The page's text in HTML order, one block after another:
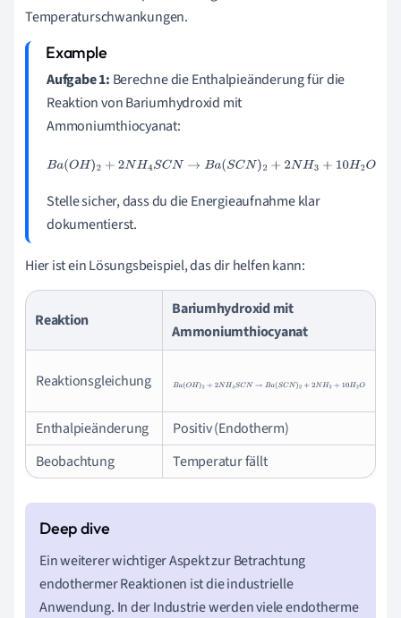
Temperaturschwankungen.
Aufgabe 1: Berechne die Enthalpieänderung für die
Reaktion von Bariumhydroxid mit
Ammoniumthiocyanat:
Ba(OH)2+2NH4SCN→ Ba(SCN)2+2 NH3+10H2O
Stelle sicher, dass du die Energieaufnahme klar
dokumentierst.
Hier ist ein Lösungsbeispiel, das dir helfen kann:
Reaktion
Bariumhydroxid mit
Ammoniumthiocyanat
Reaktionsgleichung Ba(OH)2+2NH4SCN→Ba(SCN)2+2N
Enthalpieänderung
Positiv (Endotherm)
Beobachtung
Temperatur fällt
Ein weiterer wichtiger Aspekt zur Betrachtung
endothermer Reaktionen ist die industrielle
Anwendung. In der Industrie werden viele endotherme